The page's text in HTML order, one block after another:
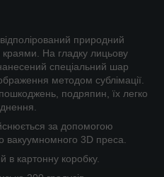
природний
краями. На гладку лицьову
спеціальний шар
методом сублімації.
подряпин, їх легко
за допомогою
вакуумномного 3D преса.
в картонну коробку.